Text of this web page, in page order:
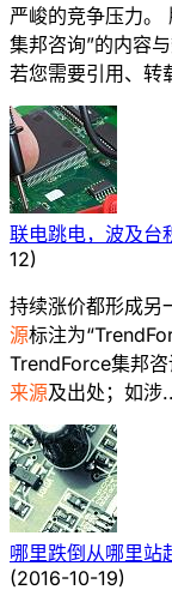
严峻的竞争压力。
集邦咨询”的内容
若您需要引用、转
联电跳电，波及台
12)
持续涨价都形成另
源标注为
TrendForce集邦
来源及出处；如涉
哪里跌倒从哪里站
(2016-10-19)